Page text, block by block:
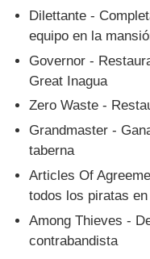
Dilettante -
equipo en la
Governor -
Great Inagua
Zero Waste -
Grandmaster -
taberna
Articles Of
todos los piratas
Among Thieves -
contrabandista